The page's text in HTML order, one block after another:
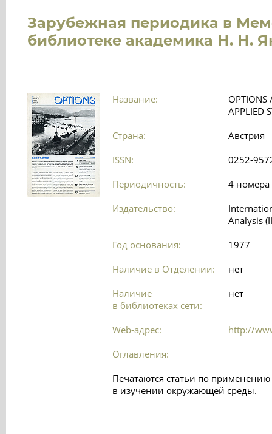
Зарубежная периодика в
библиотеке академика Н. Н.
Название:
OPTIONS
APPLIED
Страна:
Австрия
ISSN:
0252-
Периодичность:
4 номера
Издательство:
Analysis
Год основания:
1977
Наличие в Отделении:
нет
Наличие
в библиотеках сети:
нет
Web-адрес:
http://
Оглавления:
Печатаются статьи по
в изучении окружающей среды.